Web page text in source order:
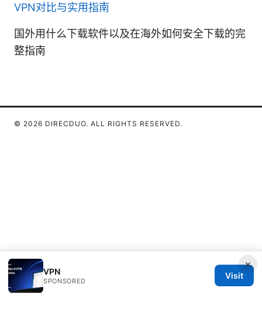
VPN对比与实用指南
国外用什么下载软件以及在海外如何安全下载的完
整指南
×
VPN
SPONSORED
Visit
© 2026 DIRECDUO. ALL RIGHTS RESERVED.